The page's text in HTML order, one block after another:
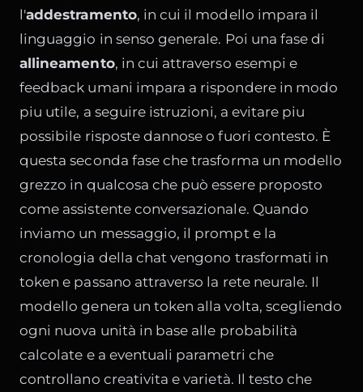
l'addestramento, in cui il modello impara il
linguaggio in senso generale. Poi una fase di
allineamento, in cui attraverso esempi e
feedback umani impara a rispondere in modo
piu utile, a seguire istruzioni, a evitare piu
possibile risposte dannose o fuori contesto. È
questa seconda fase che trasforma un modello
grezzo in qualcosa che può essere proposto
come assistente conversazionale. Quando
inviamo un messaggio, il prompt e la
cronologia della chat vengono trasformati in
token e passano attraverso la rete neurale. Il
modello genera un token alla volta, scegliendo
ogni nuova unità in base alle probabilità
calcolate e a eventuali parametri che
controllano creativita e varietà. Il testo che